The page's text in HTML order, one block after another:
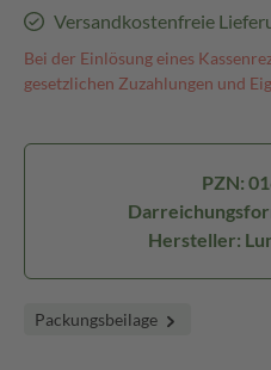
Versandkostenfreie
Bei der Einlösung eines
gesetzlichen Zuzahlungen und
PZN:
Hersteller:
Packungsbeilage